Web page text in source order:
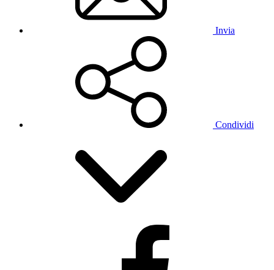
Invia
Condividi